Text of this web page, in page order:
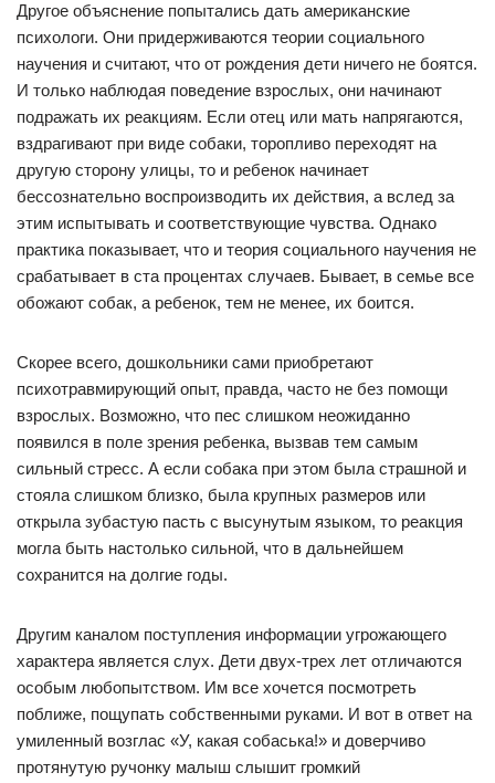
Другое объяснение попытались дать американские
психологи. Они придерживаются теории социального
научения и считают, что от рождения дети ничего не боятся.
И только наблюдая поведение взрослых, они начинают
подражать их реакциям. Если отец или мать напрягаются,
вздрагивают при виде собаки, торопливо переходят на
другую сторону улицы, то и ребенок начинает
бессознательно воспроизводить их действия, а вслед за
этим испытывать и соответствующие чувства. Однако
практика показывает, что и теория социального научения не
срабатывает в ста процентах случаев. Бывает, в семье все
обожают собак, а ребенок, тем не менее, их боится.
Скорее всего, дошкольники сами приобретают
психотравмирующий опыт, правда, часто не без помощи
взрослых. Возможно, что пес слишком неожиданно
появился в поле зрения ребенка, вызвав тем самым
сильный стресс. А если собака при этом была страшной и
стояла слишком близко, была крупных размеров или
открыла зубастую пасть с высунутым языком, то реакция
могла быть настолько сильной, что в дальнейшем
сохранится на долгие годы.
Другим каналом поступления информации угрожающего
характера является слух. Дети двух-трех лет отличаются
особым любопытством. Им все хочется посмотреть
поближе, пощупать собственными руками. И вот в ответ на
умиленный возглас «У, какая собаська!» и доверчиво
протянутую ручонку малыш слышит громкий